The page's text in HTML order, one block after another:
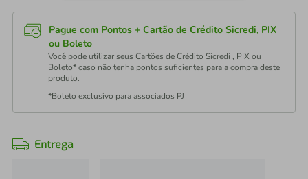
Pague com Pontos + Cartão de Crédito Sicredi, PIX
ou Boleto
Você pode utilizar seus Cartões de Crédito Sicredi , PIX ou
Boleto* caso não tenha pontos suficientes para a compra deste
produto.
*Boleto exclusivo para associados PJ
Entrega